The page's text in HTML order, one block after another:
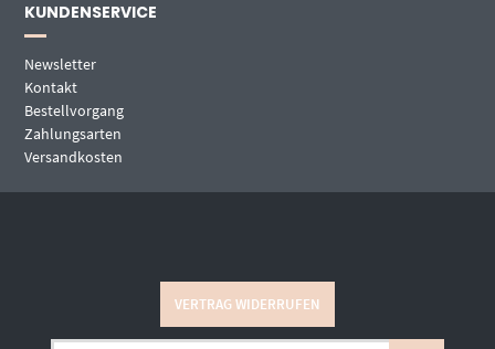
KUNDENSERVICE
Newsletter
Kontakt
Bestellvorgang
Zahlungsarten
Versandkosten
VERTRAG WIDERRUFEN